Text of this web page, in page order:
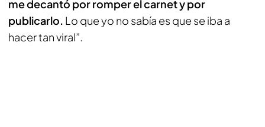
me decantó por romper el carnet y por
publicarlo. Lo que yo no sabía es que se iba a
hacer tan viral”.